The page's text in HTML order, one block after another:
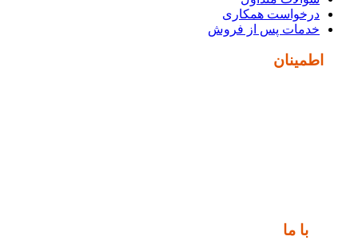
درخواست همکاری
خدمات پس از فروش
اطمینان
با ما